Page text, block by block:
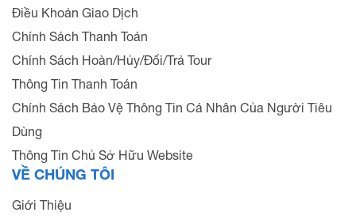
Điều Khoản Giao Dịch
Chính Sách Thanh Toán
Chính Sách Hoàn/Hủy/Đổi/Trả Tour
Thông Tin Thanh Toán
Chính Sách Bảo Vệ Thông Tin Cá Nhân Của Người Tiêu
Dùng
Thông Tin Chủ Sở Hữu Website
VỀ CHÚNG TÔI
Giới Thiệu